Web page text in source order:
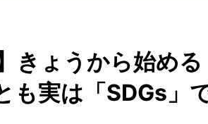
きょうから始め
も実は「SDGs」